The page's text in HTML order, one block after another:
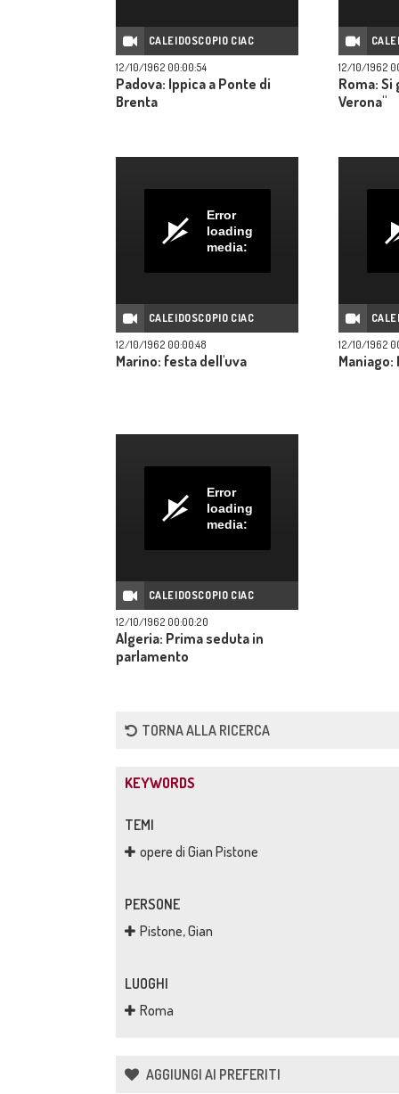
CALEIDOSCOPIO CIAC
12/10/1962 00:00:54
Padova: Ippica a Ponte di
Brenta
12/10/1962
Roma: Si
Verona"
Error
loading
media:
CALEIDOSCOPIO CIAC
12/10/1962 00:00:48
Marino: festa dell'uva
12/10/1962
Maniago:
Error
loading
media:
CALEIDOSCOPIO CIAC
12/10/1962 00:00:20
Algeria: Prima seduta in
parlamento
TORNA ALLA RICERCA
KEYWORDS
TEMI
opere di Gian Pistone
PERSONE
Pistone, Gian
LUOGHI
Roma
AGGIUNGI AI PREFERITI